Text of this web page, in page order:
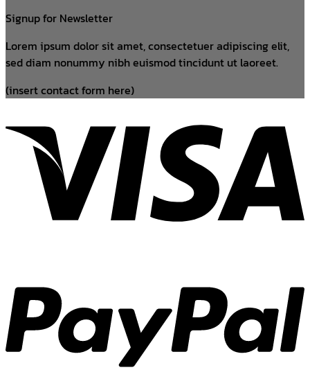
Signup for Newsletter
Lorem ipsum dolor sit amet, consectetuer adipiscing elit,
sed diam nonummy nibh euismod tincidunt ut laoreet.
(insert contact form here)